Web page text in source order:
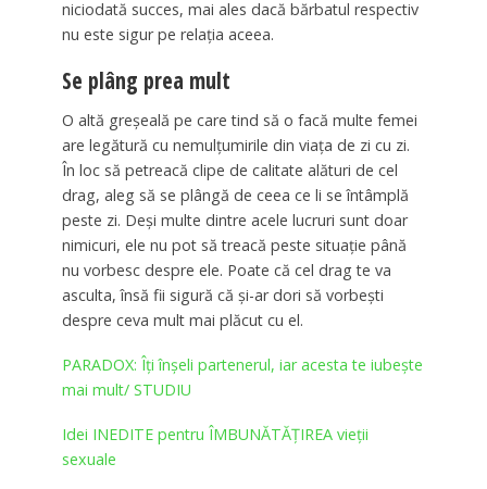
niciodată succes, mai ales dacă bărbatul respectiv
nu este sigur pe relația aceea.
Se plâng prea mult
O altă greșeală pe care tind să o facă multe femei
are legătură cu nemulțumirile din viața de zi cu zi.
În loc să petreacă clipe de calitate alături de cel
drag, aleg să se plângă de ceea ce li se întâmplă
peste zi. Deși multe dintre acele lucruri sunt doar
nimicuri, ele nu pot să treacă peste situație până
nu vorbesc despre ele. Poate că cel drag te va
asculta, însă fii sigură că și-ar dori să vorbești
despre ceva mult mai plăcut cu el.
PARADOX: Îți înșeli partenerul, iar acesta te iubește
mai mult/ STUDIU
Idei INEDITE pentru ÎMBUNĂTĂȚIREA vieții
sexuale